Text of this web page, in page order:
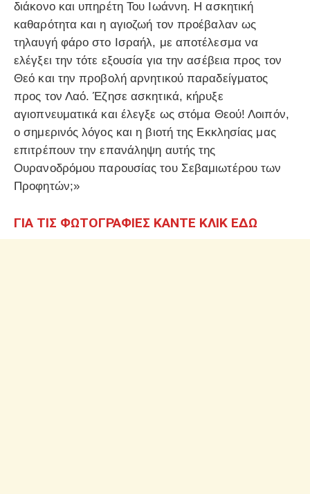
διάκονο και υπηρέτη Του Ιωάννη. Η ασκητική
καθαρότητα και η αγιοζωή τον προέβαλαν ως
τηλαυγή φάρο στο Ισραήλ, με αποτέλεσμα να
ελέγξει την τότε εξουσία για την ασέβεια προς τον
Θεό και την προβολή αρνητικού παραδείγματος
προς τον Λαό. Έζησε ασκητικά, κήρυξε
αγιοπνευματικά και έλεγξε ως στόμα Θεού! Λοιπόν,
ο σημερινός λόγος και η βιοτή της Εκκλησίας μας
επιτρέπουν την επανάληψη αυτής της
Ουρανοδρόμου παρουσίας του Σεβαμιωτέρου των
Προφητών;»
ΓΙΑ ΤΙΣ ΦΩΤΟΓΡΑΦΙΕΣ ΚΑΝΤΕ ΚΛΙΚ ΕΔΩ